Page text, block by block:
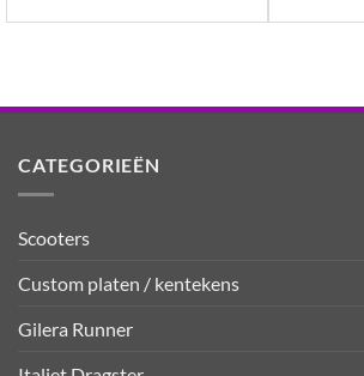
CATEGORIEËN
Scooters
Custom platen / kentekens
Gilera Runner